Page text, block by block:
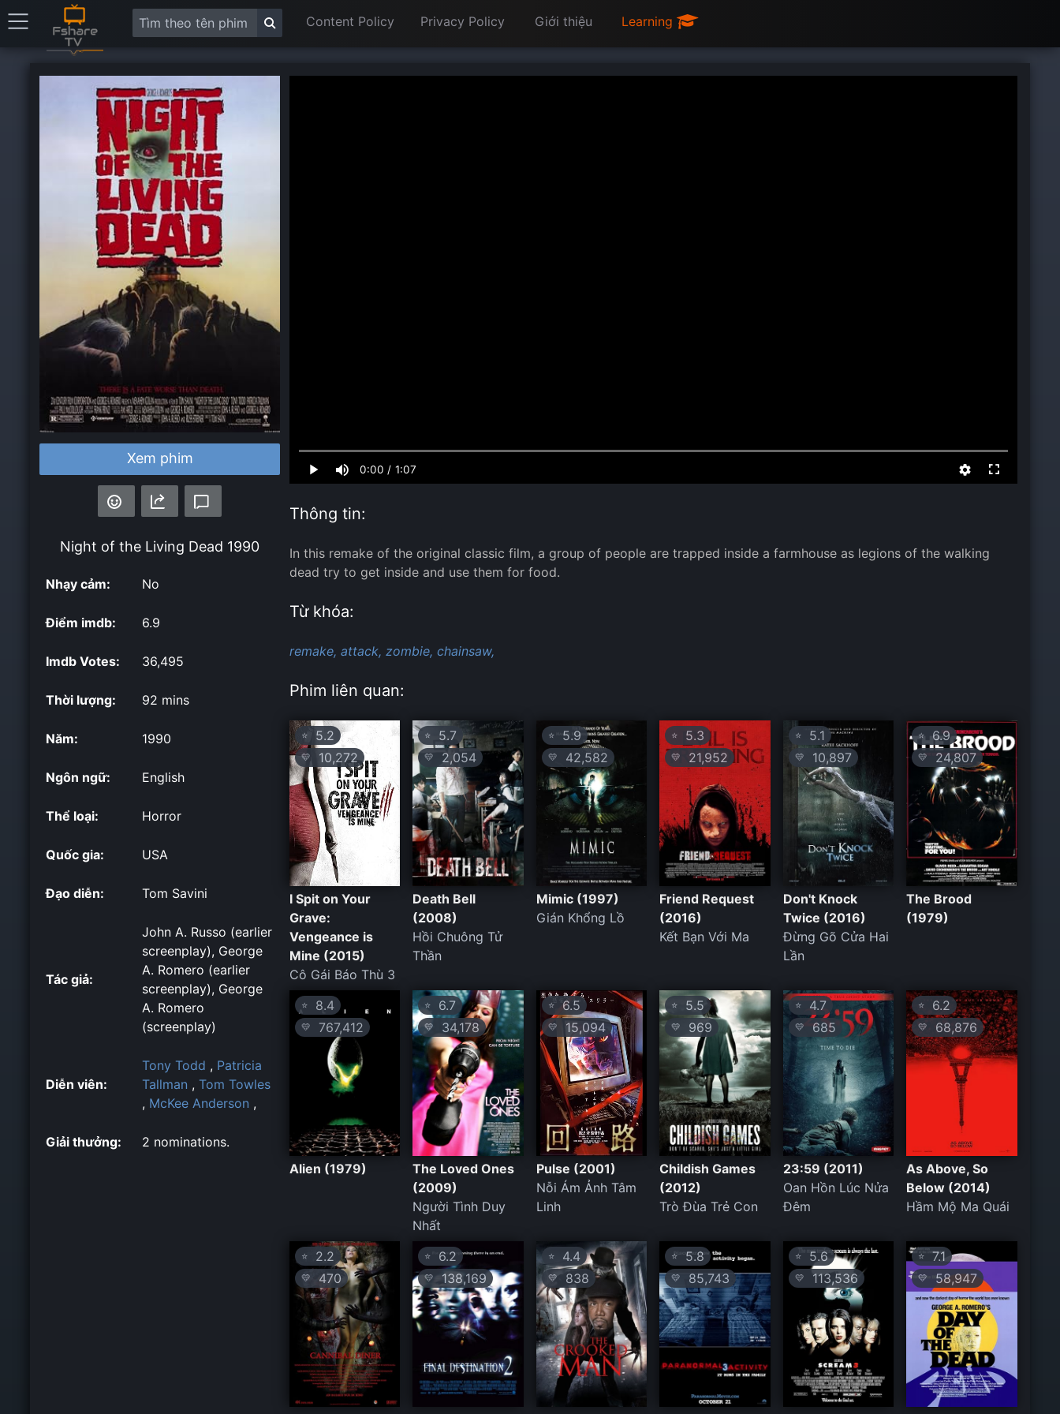
Content Policy Privacy Policy Giới thiệu Learning
Xem phim
Night of the Living Dead 1990
Nhạy cảm: No
Điểm imdb: 6.9
Imdb Votes: 36,495
Thời lượng: 92 mins
Năm: 1990
Ngôn ngữ: English
Thể loại: Horror
Quốc gia: USA
Đạo diễn: Tom Savini
Tác giả:
John A. Russo (earlier
screenplay), George
A. Romero (earlier
screenplay), George
A. Romero
(screenplay)
Diễn viên:
Tony Todd , Patricia
Tallman , Tom Towles
, McKee Anderson ,
Giải thưởng: 2 nominations.
0:00 / 1:07
0.00%
Thông tin:
In this remake of the original classic film, a group of people are trapped inside a farmhouse as legions of the walking
dead try to get inside and use them for food.
Từ khóa:
remake, attack, zombie, chainsaw,
Phim liên quan:
⭐ 5.2
💛10,272
I Spit on Your
Grave:
Vengeance is
Mine (2015)
Cô Gái Báo Thù 3
⭐ 5.7
💛 2,054
Death Bell
(2008)
Hồi Chuông Tử
Thần
⭐5.9
💛 42,582
Mimic (1997)
Gián Khổng Lồ
⭐ 5.3
💛 21,952
Friend Request
(2016)
Kết Bạn Với Ma
⭐5.1
💛 10,897
Don't Knock
Twice (2016)
Đừng Gõ Cửa Hai
Lần
⭐6.9
💛 24,807
The Brood
(1979)
⭐ 8.4
💛 767,412
Alien (1979)
⭐ 6.7
💛 34,178
The Loved Ones
(2009)
Người Tình Duy
Nhất
⭐6.5
💛 15,094
Pulse (2001)
Nỗi Ám Ảnh Tâm
Linh
⭐ 5.5
💛 969
Childish Games
(2012)
Trò Đùa Trẻ Con
⭐4.7
💛 685
23:59 (2011)
Oan Hồn Lúc Nửa
Đêm
⭐ 6.2
💛 68,876
As Above, So
Below (2014)
Hầm Mộ Ma Quái
⭐ 2.2
💛 470
⭐ 6.2
💛 138,169
⭐4.4
💛838
⭐5.8
💛 85,743
⭐5.6
💛 113,536
⭐ 7.1
💛 58,947